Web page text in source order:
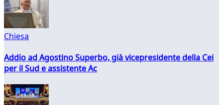
Chiesa
Addio ad Agostino Superbo, già vicepresidente della Cei
per il Sud e assistente Ac